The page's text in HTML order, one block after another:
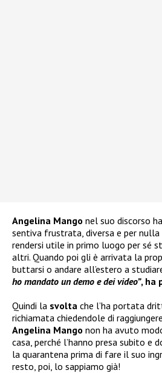
Angelina Mango nel suo discorso
sentiva frustrata, diversa e per
rendersi utile in primo luogo per sé
altri. Quando poi gli è arrivata la
buttarsi o andare all’estero a
ho mandato un demo e dei video”, ha
Quindi la svolta che l’ha portata
richiamata chiedendole di
Angelina Mango non ha avuto
casa, perché l’hanno presa subito
la quarantena prima di fare il suo
resto, poi, lo sappiamo già!